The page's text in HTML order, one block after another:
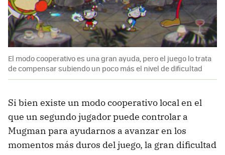
El modo cooperativo es una gran ayuda, pero el juego lo trata
de compensar subiendo un poco más el nivel de dificultad
Si bien existe un modo cooperativo local en el
que un segundo jugador puede controlar a
Mugman para ayudarnos a avanzar en los
momentos más duros del juego, la gran dificultad